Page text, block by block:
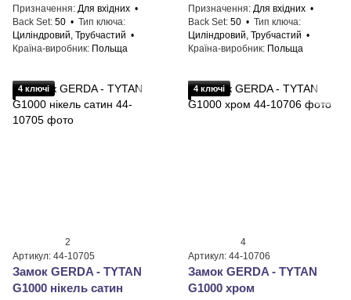
Призначення Для вхідних
Back Set 50
Тип ключа
Циліндровий, Трубчастий
Країна-виробник Польща
Призначення Для вхідних
Back Set 50
Тип ключа
Циліндровий, Трубчастий
Країна-виробник Польща
4 ключі
2
Артикул: 44-10705
Замок GERDA - TYTAN
G1000 нікель сатин
4 ключі
4
Артикул: 44-10706
Замок GERDA - TYTAN
G1000 хром